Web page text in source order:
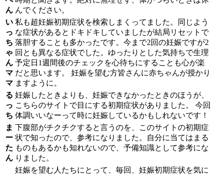
ん んでください。
い
っ
ち
ゃ
ん
マ
マ
私も超妊娠初期症状を検索しまくってました。同じよう
な症状があるとドキドキしていましたが結局リセットで
落胆することも多かったです。今まで2回の妊娠ですが2
回とも異なる症状でした。ゆったりとした気持ちで生理
予定日1週間後のチェックを心待ちにすることも心が楽
だと思います。 妊娠を望む方皆さんに赤ちゃんが授かり
ますように。
る
っ
ち
妊娠したときよりも、妊娠できなかったときのほうが、
こちらのサイトで目にする初期症状がありました。 今回
体調いいなーって時に妊娠しているかもしれないです！
ま
ー
た
ん
下腹部がチクチクすると言うのを、このサイトの初期症
状で知ったので、参考になりました。自分に当てはまる
ものもあるかも知れないので、予備知識として参考にな
りました。
妊娠を望む人たちにとって、毎回、妊娠初期症状を気に